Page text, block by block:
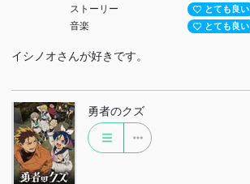
ストーリー とても良い
音楽 とても良い
イシノオさんが好きです。
勇者のクズ